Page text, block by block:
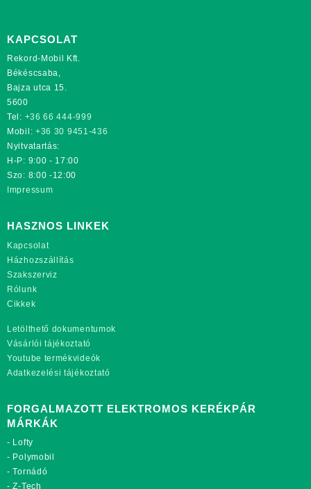
KAPCSOLAT
Rekord-Mobil Kft.
Békéscsaba,
Bajza utca 15.
5600
Tel: +36 66 444-999
Mobil: +36 30 9451-436
Nyitvatartás:
H-P: 9:00 - 17:00
Szo: 8:00 -12:00
Impressum
HASZNOS LINKEK
Kapcsolat
Házhozszállítás
Szakszerviz
Rólunk
Cikkek
Letölthető dokumentumok
Vásárlói tájékoztató
Youtube termékvideók
Adatkezelési tájékoztató
FORGALMAZOTT ELEKTROMOS KERÉKPÁR
MÁRKÁK
- Lofty
- Polymobil
-Tornádó
-Z-Tech